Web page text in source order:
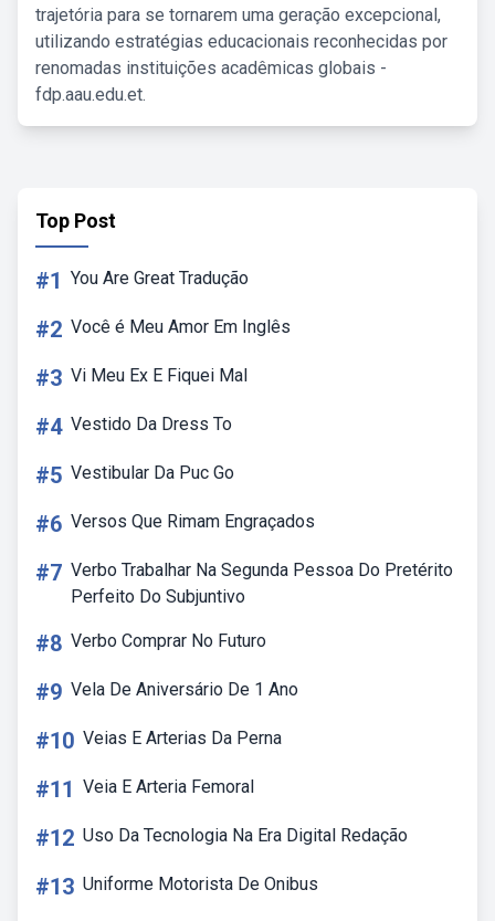
trajetória para se tornarem uma geração excepcional,
utilizando estratégias educacionais reconhecidas por
renomadas instituições acadêmicas globais -
fdp.aau.edu.et.
Top Post
#1 You Are Great Tradução
#2 Você é Meu Amor Em Inglês
#3 Vi Meu Ex E Fiquei Mal
#4 Vestido Da Dress To
#5 Vestibular Da Puc Go
#6 Versos Que Rimam Engraçados
#7 Verbo Trabalhar Na Segunda Pessoa Do Pretérito
Perfeito Do Subjuntivo
#8 Verbo Comprar No Futuro
#9 Vela De Aniversário De 1 Ano
#10 Veias E Arterias Da Perna
#11 Veia E Arteria Femoral
#12 Uso Da Tecnologia Na Era Digital Redação
#13 Uniforme Motorista De Onibus